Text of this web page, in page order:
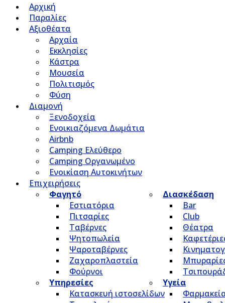
Αρχική
Παραλίες
Αξιοθέατα
Αρχαία
Εκκλησίες
Κάστρα
Μουσεία
Πολιτισμός
Φύση
Διαμονή
Ξενοδοχεία
Ενοικιαζόμενα Δωμάτια
Airbnb
Camping Ελεύθερο
Camping Οργανωμένο
Ενοικίαση Αυτοκινήτων
Επιχειρήσεις
Φαγητό
Εστιατόρια
Πιτσαρίες
Ταβέρνες
Ψητοπωλεία
Ψαροταβέρνες
Ζαχαροπλαστεία
Φούρνοι
Διασκέδαση
Bar
Club
Θέατρα
Υπηρεσίες
Κατασκευή ιστοσελίδων
Υγεία